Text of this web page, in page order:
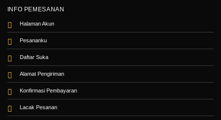
INFO PEMESANAN
Halaman Akun
Pesananku
Daftar Suka
Alamat Pengiriman
Konfirmasi Pembayaran
Lacak Pesanan